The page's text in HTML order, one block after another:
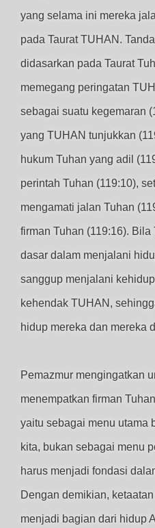
yang selama ini mereka
pada Taurat TUHAN.
didasarkan pada Taurat
memegang peringatan
sebagai suatu kegemaran
yang TUHAN tunjukkan
hukum Tuhan yang adil
perintah Tuhan (119:10),
mengamati jalan Tuhan
firman Tuhan (119:16).
dasar dalam menjalani
sanggup menjalani
kehendak TUHAN,
hidup mereka dan mereka
Pemazmur mengingatkan
menempatkan firman
yaitu sebagai menu utama
kita, bukan sebagai menu
harus menjadi fondasi
Dengan demikian,
menjadi bagian dari hidup